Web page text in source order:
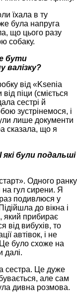
їхала в ту
була напруга
що цього разу
собаку.
бути
валізку?
від «Ksenia
піци (сміється
сестрі й
зустрінемося, і
лише документи
сказала, що я
були подальші
Одного ранку
на гул сирени. Я
подивлюся у
до вікна і
який прибирає
від вибухів, то
автівок, і не
було схоже на
далі.
сестра. Це дуже
але сам
дивна розмова.